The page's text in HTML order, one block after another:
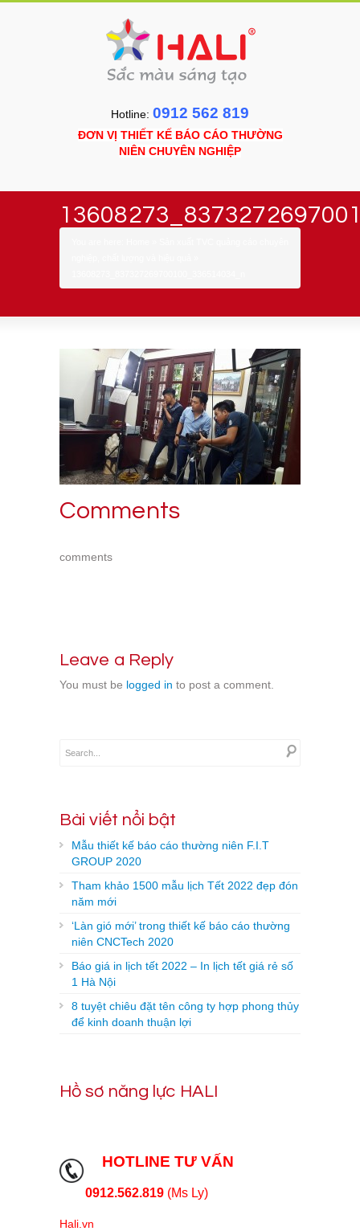
Hotline: 0912 562 819
ĐƠN VỊ THIẾT KẾ BÁO CÁO THƯỜNG
NIÊN CHUYÊN NGHIỆP
Comments
comments
Leave a Reply
You must be logged in to post a comment.
Bài viết nổi bật
Mẫu thiết kế báo cáo thường niên F.I.T
GROUP 2020
Tham khảo 1500 mẫu lịch Tết 2022 đẹp đón
năm mới
‘Làn gió mới’ trong thiết kế báo cáo thường
niên CNCTech 2020
Báo giá in lịch tết 2022 – In lịch tết giá rẻ số
1 Hà Nội
8 tuyệt chiêu đặt tên công ty hợp phong thủy
để kinh doanh thuận lợi
Hồ sơ năng lực HALI
HOTLINE TƯ VẤN
0912.562.819 (Ms Ly)
Hali.vn